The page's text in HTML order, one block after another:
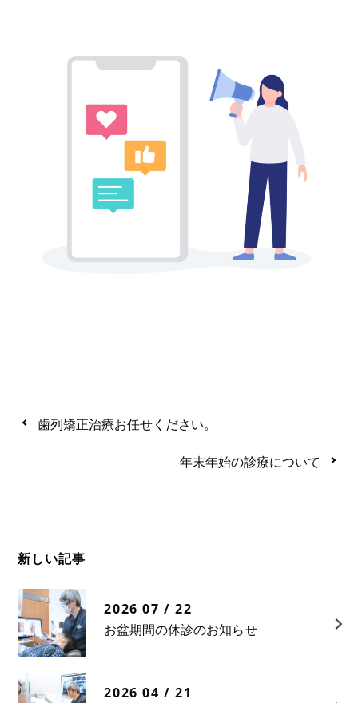
歯列矯正治療お任せください。
年末年始の診療について
新しい記事
2026 07 / 22
お盆期間の休診のお知らせ
2026 04 / 21